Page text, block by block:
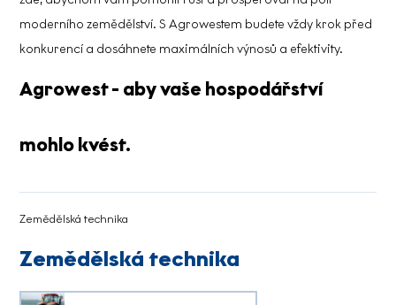
moderního zemědělství. S Agrowestem budete vždy krok před
konkurencí a dosáhnete maximálních výnosů a efektivity.
Agrowest - aby vaše hospodářství
mohlo kvést.
Zemědělská technika
Zemědělská technika